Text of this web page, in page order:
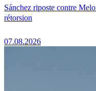
Sánchez riposte contre
rétorsion
07.08.2026